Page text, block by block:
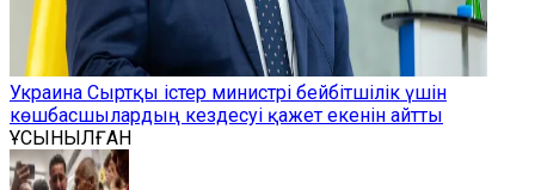
Украина Сыртқы істер министрі бейбітшілік үшін
көшбасшылардың кездесуі қажет екенін айтты
ҰСЫНЫЛҒАН